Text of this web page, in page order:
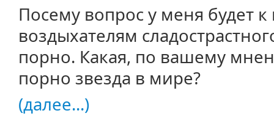
Посему вопрос у меня будет
воздыхателям
порно. Какая, по вашему
порно звезда в мире?
(далее...)